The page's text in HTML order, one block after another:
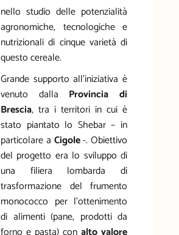
nello studio delle potenzialità
agronomiche, tecnologiche e
nutrizionali di cinque varietà di
questo cereale.
Grande supporto all’iniziativa è
venuto dalla Provincia di
Brescia, tra i territori in cui è
stato piantato lo Shebar – in
particolare a Cigole-. Obiettivo
del progetto era lo sviluppo di
una filiera lombarda di
trasformazione del frumento
monococco per l’ottenimento
di alimenti (pane, prodotti da